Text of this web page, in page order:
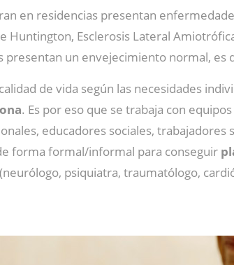
en residencias presentan
Huntington, Esclerosis Lateral
un envejecimiento normal, es
de vida según las necesidades
. Es por eso que se trabaja con
educadores sociales, trabajadores
forma formal/informal para conseguir
psiquiatra, traumatólogo,